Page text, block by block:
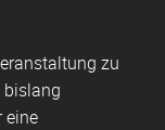
zu
bislang
eine